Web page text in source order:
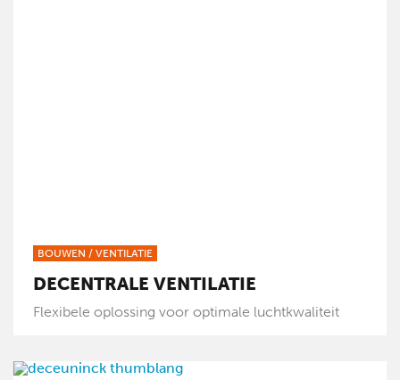
BOUWEN / VENTILATIE
DECENTRALE VENTILATIE
Flexibele oplossing voor optimale luchtkwaliteit